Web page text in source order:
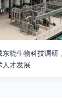
晓生物科技调研
人才发展